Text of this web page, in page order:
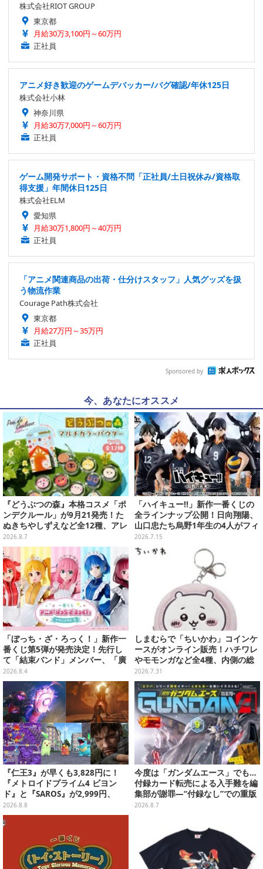
株式会社RIOT GROUP
東京都
月給30万3,100円～60万円
正社員
アニメ好き歓迎のゲームデバッカー/バグ確認/年休125日
株式会社小林
神奈川県
月給30万7,000円～60万円
正社員
ゲーム開発サポート・資格不問「正社員/土日祝休み/資格取
得支援」年間休日125日
株式会社ELM
愛知県
月給30万1,800円～40万円
正社員
「アニメ関連商品の出荷・仕分けスタッフ」人気グッズを扱
う物流作業
Courage Path株式会社
東京都
月給27万円～35万円
正社員
Sponsored by
今、あなたにオススメ
『どうぶつの森』本格コスメ「ポ
ンデクルール」が9月21発売！た
ぬきちやしずえなど全12種、アレ
ンジできるリアクションシールも
付属
2026.8.7
「ハイキュー!!」新作一番くじの
全ラインナップ公開！日向翔陽、
山口忠たち烏野1年生の4人がフィ
ギュアで集合
2026.7.15
「ぼっち・ざ・ろっく！」新作一
番くじ第5弾が発売決定！先行し
て「結束バンド」メンバー、「廣
井きくり」のメイド衣装フィギュ
アを公開
2026.8.4
しまむらで「ちいかわ」コインケ
ースがオンライン販売！ハチワレ
やモモンガなど全4種、内側の総
柄デザインも注目
2026.7.31
『仁王3』が早くも3,828円に！
『メトロイドプライム4 ビヨン
ド』と『SAROS』が2,999円、
『メタルギアソリッド Δ』は2,49
9円─ゲオ店舗＆ストアのゲームセ
ールは8月8日から
2026.8.8
今度は「ガンダムエース」でも…
付録カード転売による入手難を編
集部が謝罪―“付録なし”での重版
対応を進行中
2026.8.7